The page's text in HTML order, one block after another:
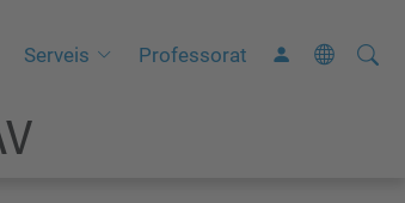
Serveis Professorat Cerca
C